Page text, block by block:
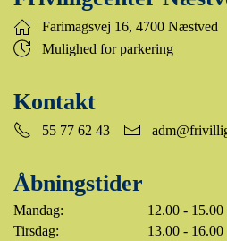
Farimagsvej 16, 4700 Næstved
Mulighed for parkering
Kontakt
55 77 62 43
Åbningstider
Mandag:
12.00 - 15.00
Tirsdag:
13.00 - 16.00